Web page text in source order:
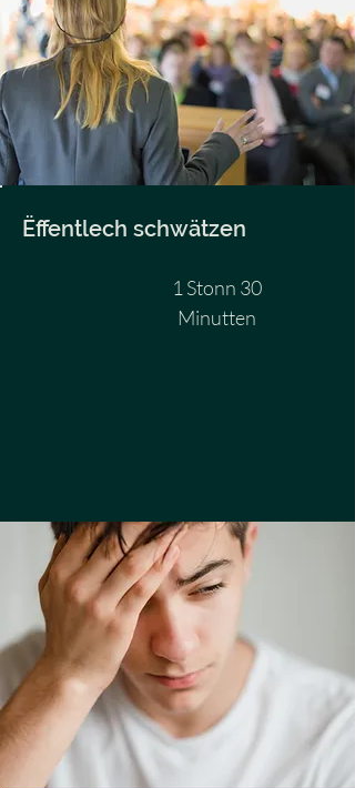
Ëffentlech schwätzen
1 Stonn 30
Minutten